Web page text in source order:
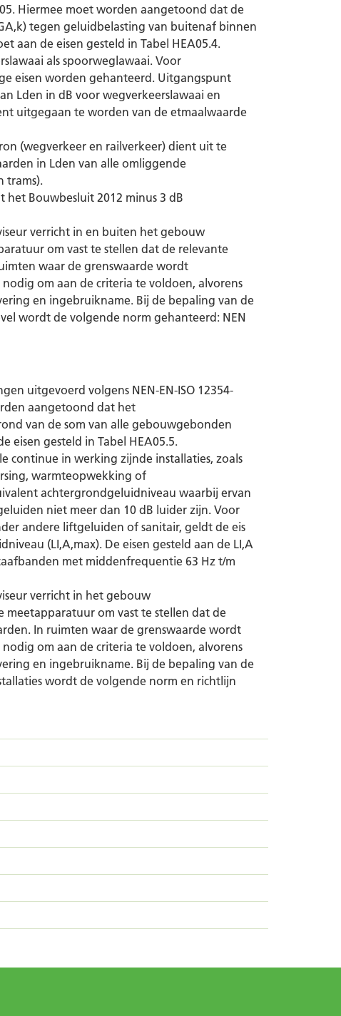
Hiermee moet worden aangetoond dat de
tegen geluidbelasting van buitenaf binnen
aan de eisen gesteld in Tabel HEA05.4.
als spoorweglawaai. Voor
eisen worden gehanteerd. Uitgangspunt
Lden in dB voor wegverkeerslawaai en
uitgegaan te worden van de etmaalwaarde
(wegverkeer en railverkeer) dient uit te
in Lden van alle omliggende
trams).
Bouwbesluit 2012 minus 3 dB
verricht in en buiten het gebouw
om vast te stellen dat de relevante
waar de grenswaarde wordt
om aan de criteria te voldoen, alvorens
en ingebruikname. Bij de bepaling van de
wordt de volgende norm gehanteerd: NEN
uitgevoerd volgens NEN-EN-ISO 12354-
aangetoond dat het
van de som van alle gebouwgebonden
eisen gesteld in Tabel HEA05.5.
continue in werking zijnde installaties, zoals
warmteopwekking of
achtergrondgeluidniveau waarbij ervan
niet meer dan 10 dB luider zijn. Voor
andere liftgeluiden of sanitair, geldt de eis
(LI,A,max). De eisen gesteld aan de LI,A
met middenfrequentie 63 Hz t/m
verricht in het gebouw
om vast te stellen dat de
In ruimten waar de grenswaarde wordt
om aan de criteria te voldoen, alvorens
en ingebruikname. Bij de bepaling van de
wordt de volgende norm en richtlijn